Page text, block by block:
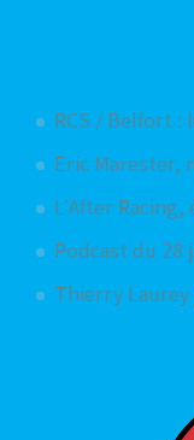
RCS / Belfort
Eric Marester,
L'After Racing,
Podcast du 28
Thierry